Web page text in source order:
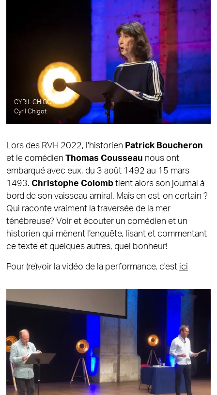
CYRIL CHIGOT
Cyril Chigot
Lors des RVH 2022, l'historien Patrick Boucheron
et le comédien Thomas Cousseau nous ont
embarqué avec eux, du 3 août 1492 au 15 mars
1493. Christophe Colombtient alors son journal à
bord de son vaisseau amiral. Mais en est-on certain ?
Qui raconte vraiment la traversée de la mer
ténébreuse? Voir et écouter un comédien et un
historien qui mènent l’enquête, lisant et commentant
ce texte et quelques autres, quel bonheur!
Pour (re)voir la vidéo de la performance, c'est ici